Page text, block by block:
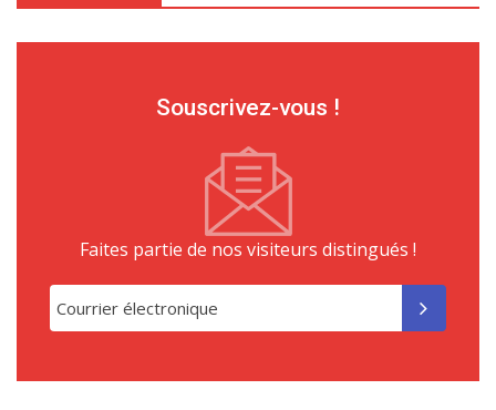
Souscrivez-vous !
Faites partie de nos visiteurs distingués !